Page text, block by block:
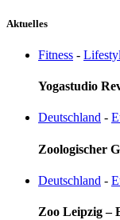
Aktuelles
Fitness -
Yogastudio
Deutschland -
Zoologischer
Deutschland -
Zoo Leipzig –